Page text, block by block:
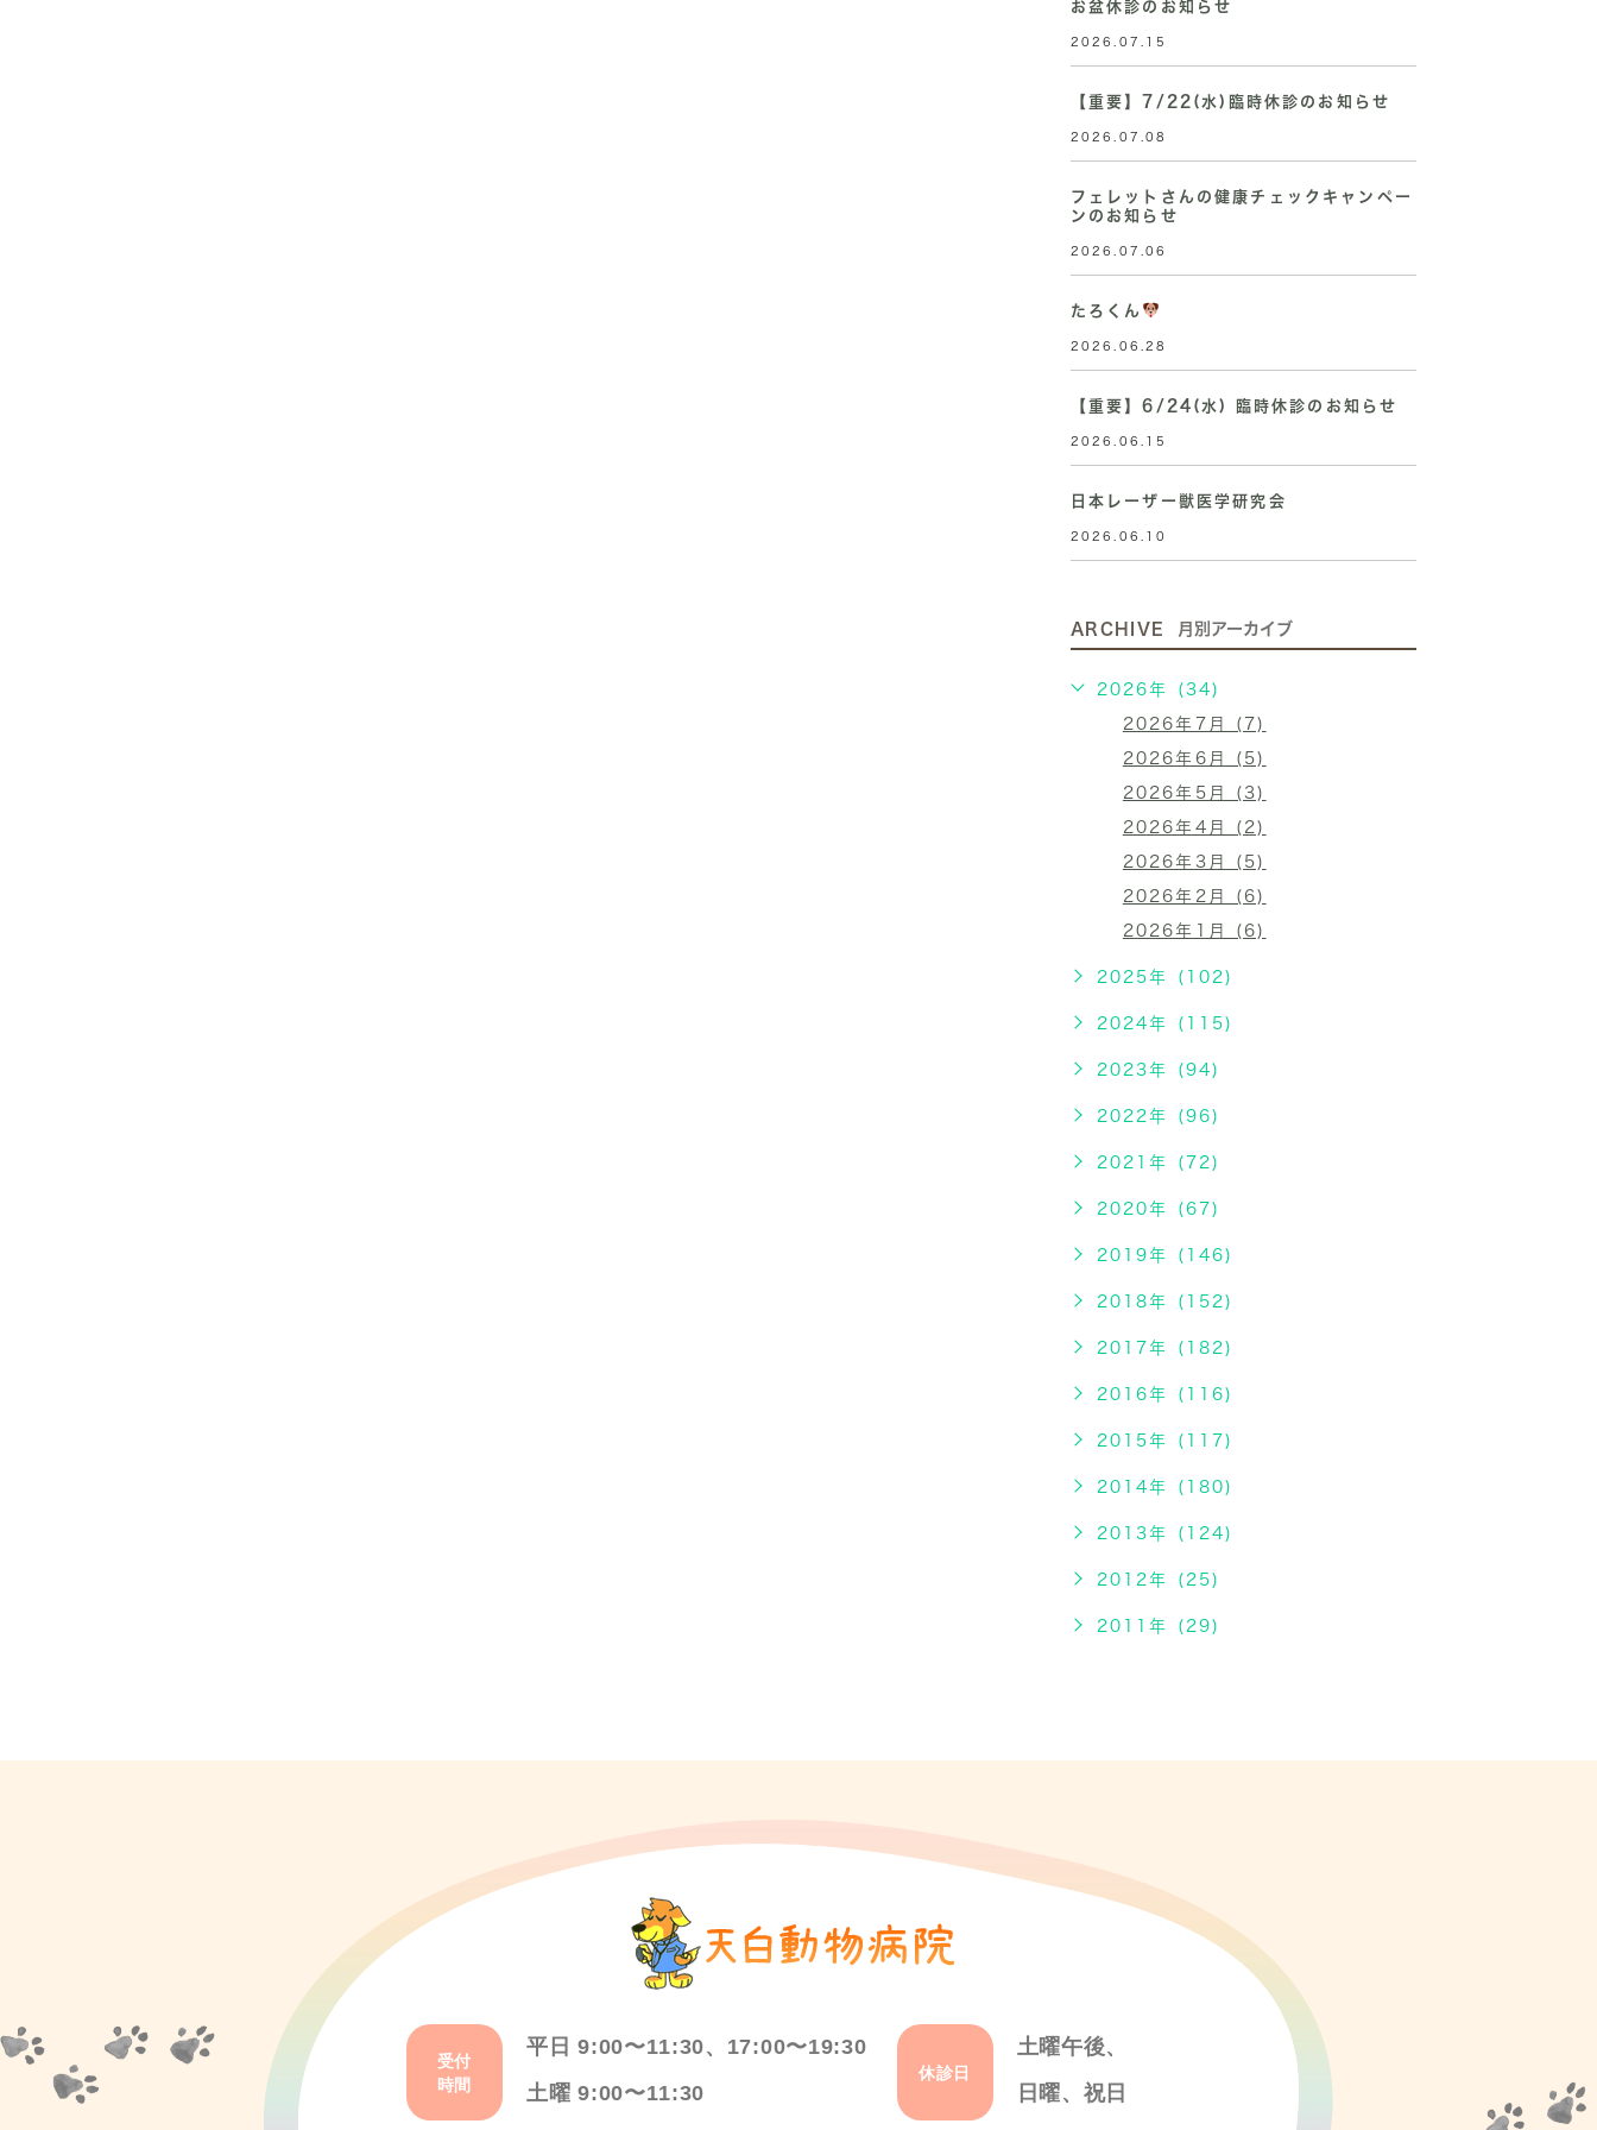
お盆休診のお知らせ
2026.07.15
【重要】7/22(水)臨時休診のお知らせ
2026.07.08
フェレットさんの健康チェックキャンペー
ンのお知らせ
2026.07.06
たろくん
2026.06.28
【重要】6/24(水) 臨時休診のお知らせ
2026.06.15
日本レーザー獣医学研究会
2026.06.10
ARCHIVE 月別アーカイブ
2026年 (34)
2026年7月 (7)
2026年6月 (5)
2026年5月 (3)
2026年4月 (2)
2026年3月 (5)
2026年2月 (6)
2026年1月 (6)
2025年 (102)
2024年 (115)
2023年 (94)
2022年 (96)
2021年 (72)
2020年 (67)
2019年 (146)
2018年 (152)
2017年 (182)
2016年 (116)
2015年 (117)
2014年 (180)
2013年 (124)
2012年 (25)
2011年 (29)
受付
時間
平日 9:00〜11:30、17:00〜19:30
土曜 9:00〜11:30
休診日
土曜午後、
日曜、祝日